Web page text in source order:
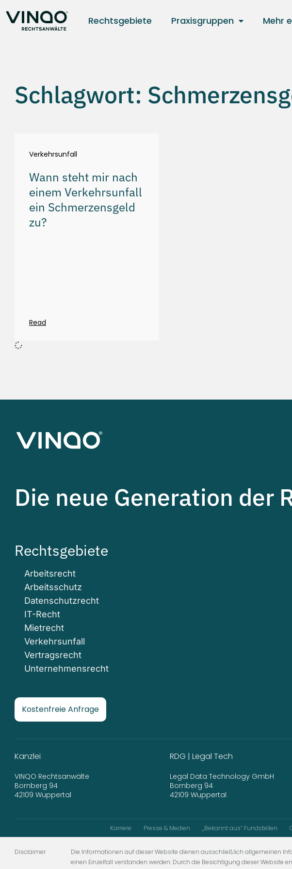
Rechtsgebiete Praxisgruppen Mehr
Schlagwort:
Verkehrsunfall
Wann steht mir nach
einem Verkehrsunfall
ein Schmerzensgeld
zu?
Read
Die neue Generation der
Rechtsgebiete
Arbeitsrecht
Arbeitsschutz
Datenschutzrecht
IT-Recht
Mietrecht
Verkehrsunfall
Vertragsrecht
Unternehmensrecht
Kostenfreie Anfrage
Kanzlei
VINQO Rechtsanwälte
Bornberg 94
42109 Wuppertal
RDG | Legal Tech
Legal Data Technology GmbH
Bornberg 94
42109 Wuppertal
Karriere Presse & Medien „Bekannt aus“ Fundstellen
Disclaimer
Die Informationen auf dieser Website dienen ausschließlich allgemeinen
einen Einzelfall verstanden werden. Durch die Besichtigung dieser Website